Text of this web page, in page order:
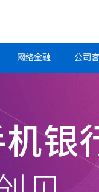
网络金融 公司